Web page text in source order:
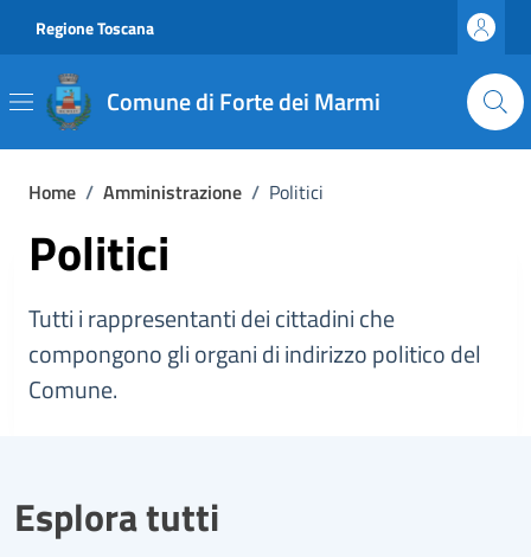
Regione Toscana
Comune di Forte dei Marmi
Home / Amministrazione / Politici
Politici
Tutti i rappresentanti dei cittadini che
compongono gli organi di indirizzo politico del
Comune.
Esplora tutti